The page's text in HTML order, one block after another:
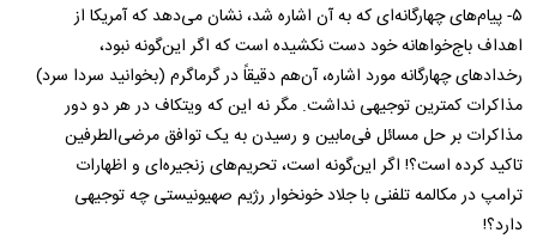
۵- پیام‌های چهارگانه‌ای که به آن اشاره شد، نشان می‌دهد که آمریکا از
اهداف باج‌خواهانه خود دست نکشیده است که اگر این‌گونه نبود،
رخدادهای چهارگانه مورد اشاره، آن‌هم دقیقاً در گرماگرم (بخوانید سردا سرد‌)
مذاکرات کمترین توجیهی نداشت. مگر نه ‌این ‌که ویتکاف در هر دو دور
مذاکرات بر حل مسائل فی‌ما‌بین و رسیدن به یک توافق مرضی‌الطرفین
تاکید کرده است؟! اگر این‌گونه است، تحریم‌های زنجیره‌ای و اظهارات
ترامپ در مکالمه تلفنی با جلاد خونخوار رژیم صهیونیستی چه توجیهی
دارد؟!